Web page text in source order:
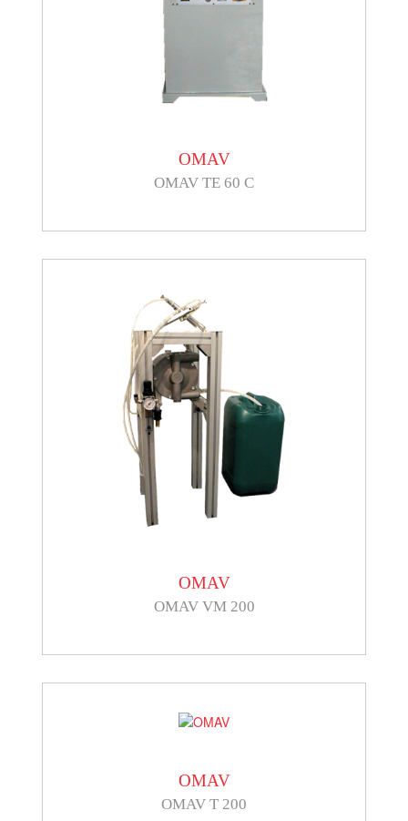
OMAV
OMAV TE 60 C
OMAV
OMAV VM 200
OMAV
OMAV T 200